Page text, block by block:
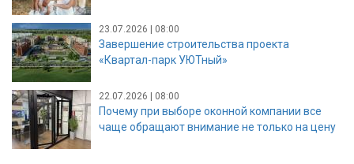
23.07.2026 | 08:00
Завершение строительства проекта
«Квартал-парк УЮТный»
22.07.2026 | 08:00
Почему при выборе оконной компании все
чаще обращают внимание не только на цену